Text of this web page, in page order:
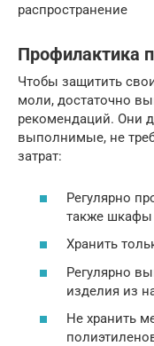
распространение
Профилактика
Чтобы защитить
моли, достаточно
рекомендаций. Они
выполнимые, не
затрат:
Регулярно
также
Хранить
Регулярно
изделия из
Не хранить